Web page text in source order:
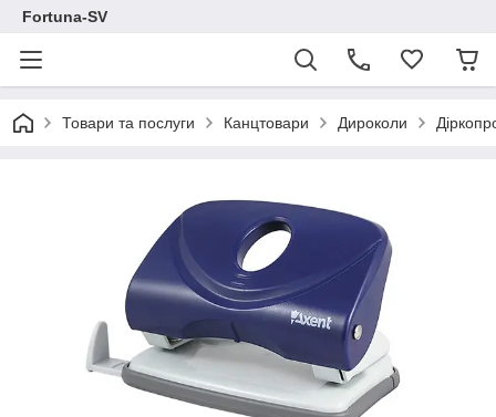
Fortuna-SV
Товари та послуги Канцтовари Дироколи